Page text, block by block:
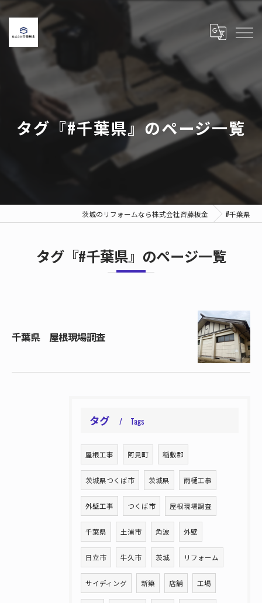
タグ『#千葉県』のページ一覧
茨城のリフォームなら株式会社斉藤板金 #千葉県
タグ『#千葉県』のページ一覧
千葉県 屋根現場調査
タグ Tags
屋根工事 阿見町 稲敷郡
茨城県つくば市 茨城県 雨樋工事
外壁工事 つくば市 屋根現場調査
千葉県 土浦市 角波 外壁
日立市 牛久市 茨城 リフォーム
サイディング 新築 店舗 工場